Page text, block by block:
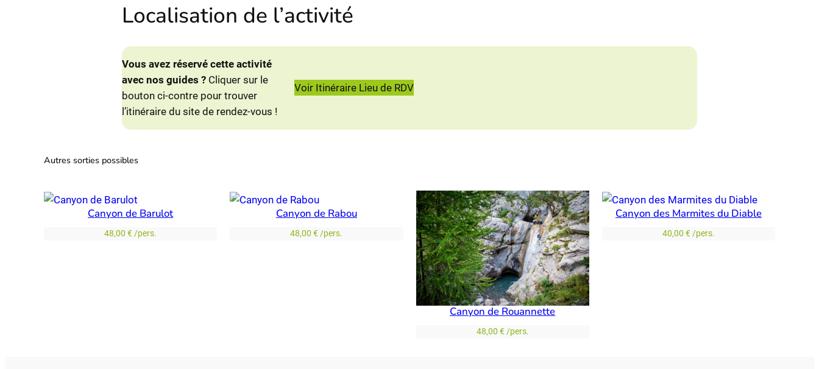
Localisation de l’activité
Vous avez réservé cette activité
avec nos guides ? Cliquer sur le
bouton ci-contre pour trouver
l’itinéraire du site de rendez-vous !
Voir Itinéraire Lieu de RDV
Autres sorties possibles
Canyon de Barulot
48,00€/pers.
Canyon de Rabou
48,00€/pers.
Canyon de Rouannette
48,00 €/pers.
Canyon des Marmites du Diable
40,00 €/pers.